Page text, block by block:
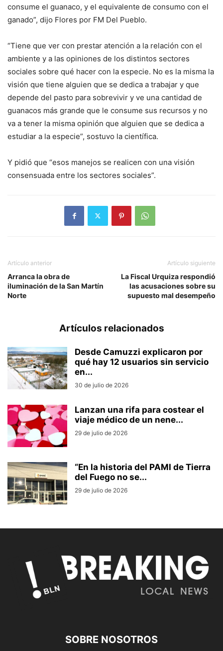
consume el guanaco, y el equivalente de consumo con el
ganado”, dijo Flores por FM Del Pueblo.
“Tiene que ver con prestar atención a la relación con el
ambiente y a las opiniones de los distintos sectores
sociales sobre qué hacer con la especie. No es la misma la
visión que tiene alguien que se dedica a trabajar y que
depende del pasto para sobrevivir y ve una cantidad de
guanacos más grande que le consume sus recursos y no
va a tener la misma opinión que alguien que se dedica a
estudiar a la especie”, sostuvo la científica.
Y pidió que “esos manejos se realicen con una visión
consensuada entre los sectores sociales”.
Artículo anterior
Arranca la obra de
iluminación de la San Martín
Norte
Artículo siguiente
La Fiscal Urquiza respondió
las acusaciones sobre su
supuesto mal desempeño
Artículos relacionados
Desde Camuzzi explicaron por
qué hay 12 usuarios sin servicio
en...
30 de julio de 2026
Lanzan una rifa para costear el
viaje médico de un nene...
29 de julio de 2026
“En la historia del PAMI de Tierra
del Fuego no se...
29 de julio de 2026
SOBRE NOSOTROS